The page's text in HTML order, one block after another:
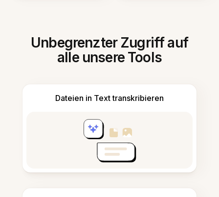
Unbegrenzter Zugriff auf
alle unsere Tools
Dateien in Text transkribieren